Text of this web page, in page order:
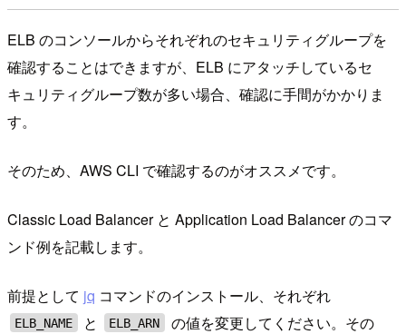
ELB のコンソールからそれぞれのセキュリティグループを
確認することはできますが、ELB にアタッチしているセ
キュリティグループ数が多い場合、確認に手間がかかりま
す。
そのため、AWS CLI で確認するのがオススメです。
Classic Load Balancer と Application Load Balancer のコマ
ンド例を記載します。
前提として jq コマンドのインストール、それぞれ
ELB_NAME と ELB_ARN
の値を変更してください。その